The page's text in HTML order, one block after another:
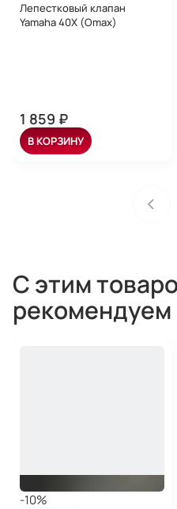
Лепестковый клапан
Yamaha 40Х (Omax)
1 859 ₽
В КОРЗИНУ
С этим
рекомендуем
-10%